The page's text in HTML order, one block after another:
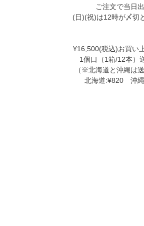
ご注文で当日
(日)(祝)は12時が〆切
¥16,500(税込)お買い
1個口（1箱/12本）
（※北海道と沖縄は送
北海道:¥820 沖